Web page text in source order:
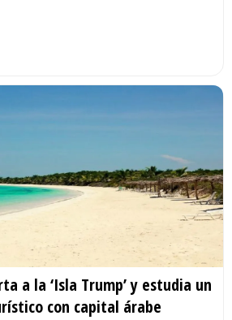
a la ‘Isla Trump’ y estudia un
con capital árabe